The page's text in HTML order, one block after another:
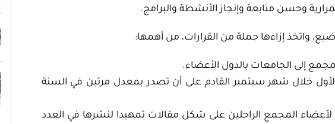
وحسن متابعة وإنجاز الأنشطة والبرامج.
واتخذ إزاءها جملة من القرارات، من أهمها:
إلى الجامعات بالدول الأعضاء.
خلال شهر سبتمبر القادم على أن تصدر بمعدل مرتين في السنة
لأعضاء المجمع الراحلين على شكل مقالات تمهيدا لنشرها في العدد